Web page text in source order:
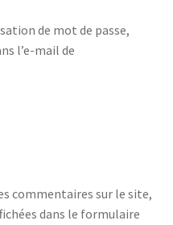
de mot de passe,
l’e-mail de
commentaires sur le site,
dans le formulaire